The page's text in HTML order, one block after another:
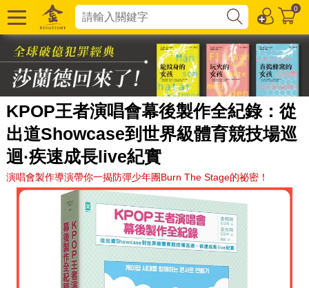
0
KPOP王者演唱會幕後製作全紀錄：從
出道Showcase到世界級體育競技場巡
迴·疾速成長live紀實
演唱會製作導演帶你一揭防彈少年團Burn The Stage的祕密！